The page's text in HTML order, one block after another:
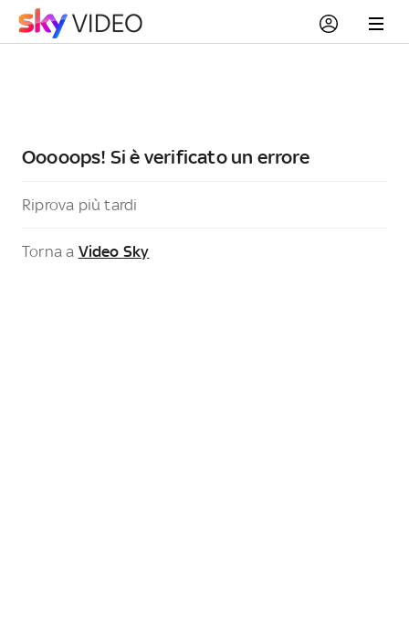
Ooooops! Si è verificato un errore
Riprova più tardi
Torna a Video Sky